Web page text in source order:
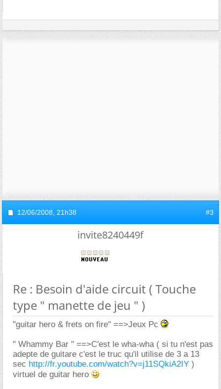
12/06/2008, 21h38 #3
invite8240449f
Re : Besoin d'aide circuit ( Touche
type " manette de jeu " )
"guitar hero & frets on fire" ==>Jeux Pc
" Whammy Bar " ==>C'est le wha-wha ( si tu n'est pas
adepte de guitare c'est le truc qu'il utilise de 3 a 13
sec http://fr.youtube.com/watch?v=j11SQkiA2IY )
virtuel de guitar hero